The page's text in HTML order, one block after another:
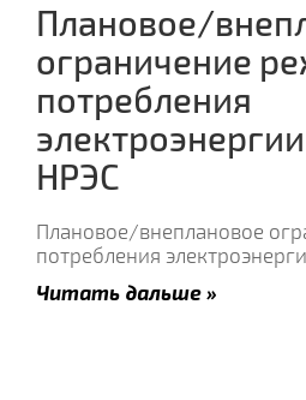
Плановое/
ограничение
потребления
НРЭС
Плановое/внеплановое
потребления
Читать дальше »